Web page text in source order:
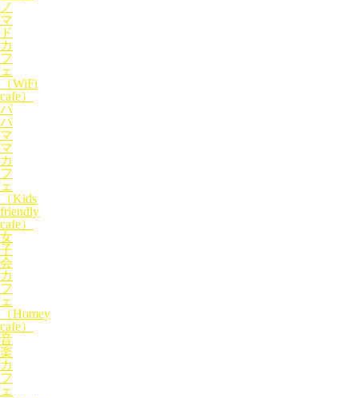
ノ
マ
ド
カ
フ
ェ
（WiFi
cafe）
パ
パ
マ
マ
カ
フ
ェ
（Kids
friendly
cafe）
女
子
会
カ
フ
ェ
（Homey
cafe）
音
楽
カ
フ
ェ